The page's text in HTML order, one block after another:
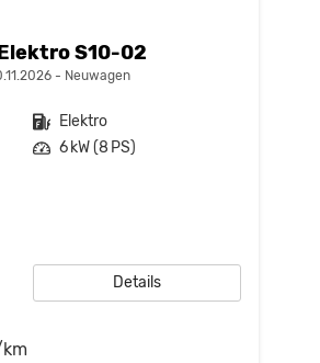
S10-02
Neuwagen
Kraftstoff Elektro
Leistung 6 kW (8 PS)
Details